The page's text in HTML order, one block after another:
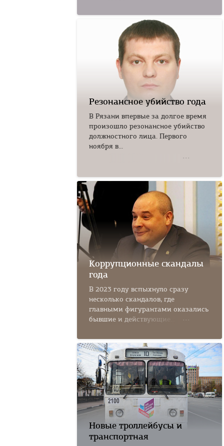
Резонансное убийство года
В Рязани впервые за долгое время
произошло резонансное убийство
должностного лица. Первого
ноября в...
Коррупционные скандалы
года
В 2023 году вспыхнуло сразу
несколько скандалов, где
главными фигурантами оказались
бывшие и действующие...
Новые троллейбусы и
транспортная